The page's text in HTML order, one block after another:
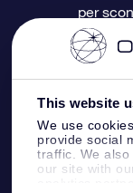
This website
We use
provide social
traffic. We
our site with
OSR
Gift Card
Doni
Star Page
One
OSR
App VR
Politica di
per